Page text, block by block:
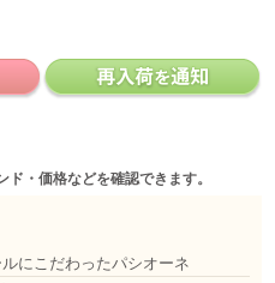
ド・価格などを確認できます。
にこだわったパシオーネ